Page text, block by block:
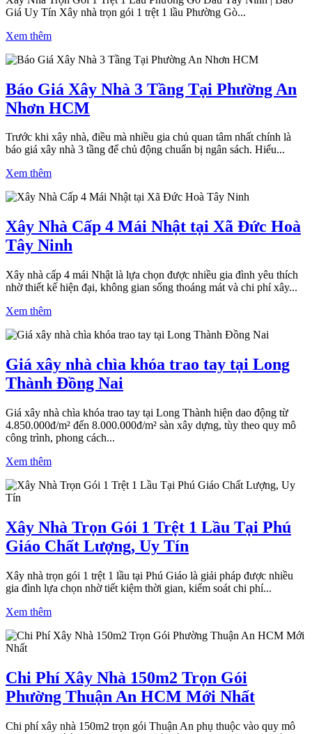
Giá Uy Tín Xây nhà trọn gói 1 trệt 1 lầu Phường Gò...
Xem thêm
Báo Giá Xây Nhà 3 Tầng Tại Phường An
Nhơn HCM
Trước khi xây nhà, điều mà nhiều gia chủ quan tâm nhất chính là
báo giá xây nhà 3 tầng để chủ động chuẩn bị ngân sách. Hiểu...
Xem thêm
Xây Nhà Cấp 4 Mái Nhật tại Xã Đức Hoà
Tây Ninh
Xây nhà cấp 4 mái Nhật là lựa chọn được nhiều gia đình yêu thích
nhờ thiết kế hiện đại, không gian sống thoáng mát và chi phí xây...
Xem thêm
Giá xây nhà chìa khóa trao tay tại Long
Thành Đồng Nai
Giá xây nhà chìa khóa trao tay tại Long Thành hiện dao động từ
4.850.000đ/m² đến 8.000.000đ/m² sàn xây dựng, tùy theo quy mô
công trình, phong cách...
Xem thêm
Xây Nhà Trọn Gói 1 Trệt 1 Lầu Tại Phú
Giáo Chất Lượng, Uy Tín
Xây nhà trọn gói 1 trệt 1 lầu tại Phú Giáo là giải pháp được nhiều
gia đình lựa chọn nhờ tiết kiệm thời gian, kiểm soát chi phí...
Xem thêm
Chi Phí Xây Nhà 150m2 Trọn Gói
Phường Thuận An HCM Mới Nhất
Chi phí xây nhà 150m2 trọn gói Thuận An phụ thuộc vào quy mô